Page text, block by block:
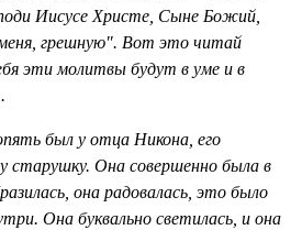
Иисусе Христе, Сыне Божий,
грешную". Вот это читай
эти молитвы будут в уме и в
был у отца Никона, его
старушку. Она совершенно была в
она радовалась, это было
Она буквально светилась, и она